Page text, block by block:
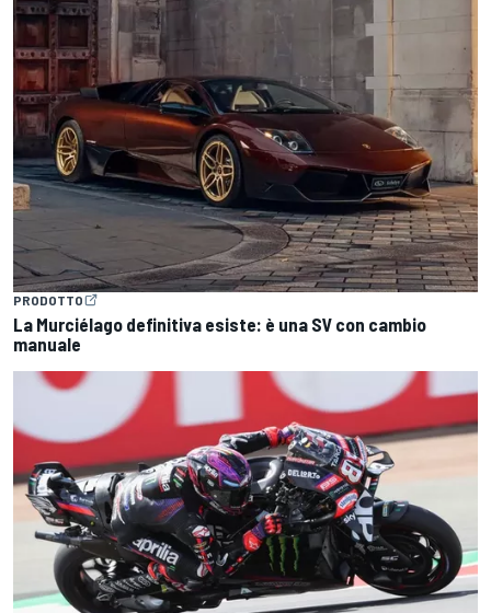
PRODOTTO
La Murciélago definitiva esiste: è una SV con cambio
manuale